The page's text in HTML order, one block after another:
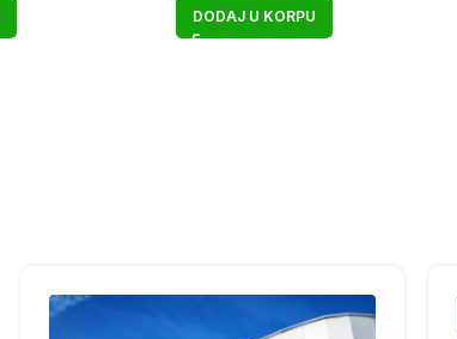
DODAJ U KORPU